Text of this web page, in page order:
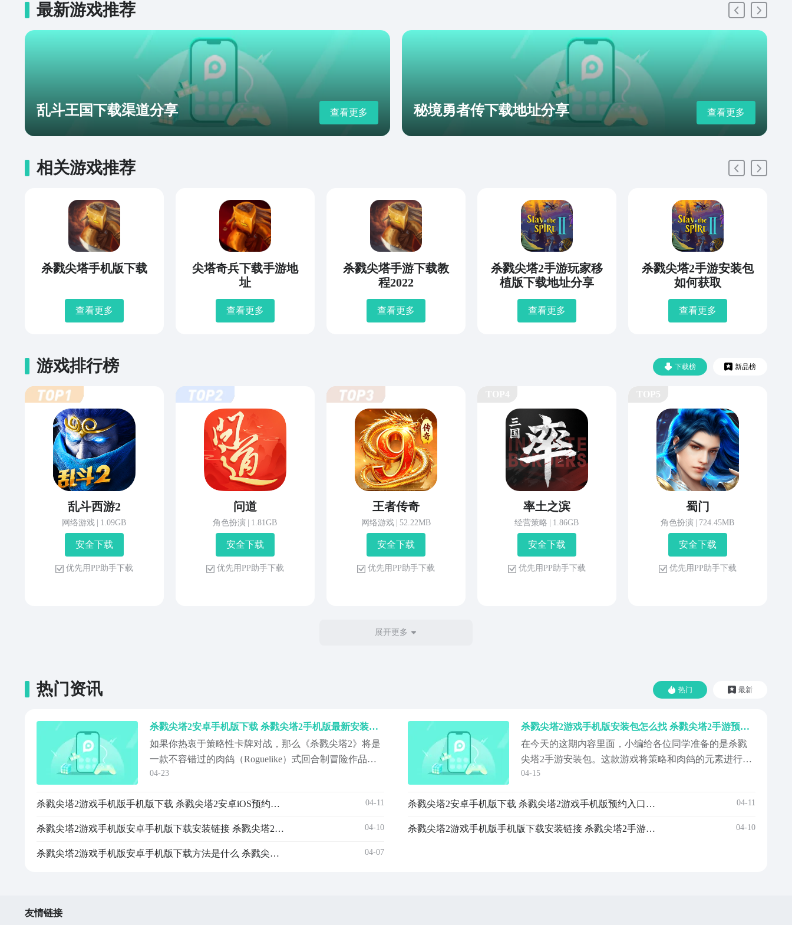
最新游戏推荐
乱斗王国下载渠道分享 查看更多 秘境勇者传下载地址分享 查看更多
相关游戏推荐
杀戮尖塔手机版下载
查看更多
尖塔奇兵下载手游地
址
查看更多
杀戮尖塔手游下载教
程2022
查看更多
杀戮尖塔2手游玩家移
植版下载地址分享
查看更多
杀戮尖塔2手游安装包
如何获取
查看更多
下载榜 新品榜
游戏排行榜
乱斗西游2
网络游戏 1.09GB
安 全 下 载
优 先 用 P P 助 手 下 载
问道
角色扮演 1.81GB
安 全 下 载
优 先 用 P P 助 手 下 载
王者传奇
网络游戏 52.22MB
安 全 下 载
优 先 用 P P 助 手 下 载
率土之滨
经营策略 1.86GB
安 全 下 载
优 先 用 P P 助 手 下 载
蜀门
角色扮演 724.45MB
安 全 下 载
优 先 用 P P 助 手 下 载
展开更多
热门 最新
热门资讯
杀戮尖塔2安卓手机版下载 杀戮尖塔2手机版最新安装包获取
如果你热衷于策略性卡牌对战，那么《杀戮尖塔2》将是
一款不容错过的肉鸽（Roguelike）式回合制冒险作品。
游戏构建在一个氛围压抑、叙事深邃的黑暗幻想世界
尖塔。每一场战斗都具备高度随机性——敌人配置、事
临
04-23
杀戮尖塔2游戏手机版手机版下载 杀戮尖塔2安卓iOS预约入口 04-11
杀戮尖塔2游戏手机版安卓手机版下载安装链接 杀戮尖塔2手游安卓版预约链接 04-10
杀戮尖塔2游戏手机版安卓手机版下载方法是什么 杀戮尖塔2手游安卓下载方法盘点 04-07
杀戮尖塔2游戏手机版安装包怎么找 杀戮尖塔2手游预约地址
在今天的这期内容里面，小编给各位同学准备的是杀戮
尖塔2手游安装包。这款游戏将策略和肉鸽的元素进行了
非常完美的融合，并且有众多定位不同，战斗风格各有
玩家可以说是相当之多了。不少同学都想要在开服之
过今天文章里...
04-15
杀戮尖塔2安卓手机版下载 杀戮尖塔2游戏手机版预约入口及安装攻略 04-11
杀戮尖塔2游戏手机版手机版下载安装链接 杀戮尖塔2手游手机版预约链接 04-10
友情链接